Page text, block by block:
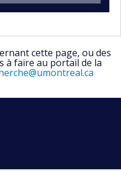
cette page, ou des
à faire au portail de la